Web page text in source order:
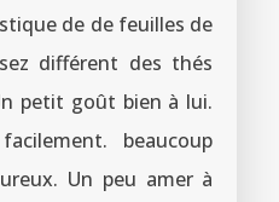
de de feuilles de
différent des thés
petit goût bien à lui.
beaucoup
Un peu amer à